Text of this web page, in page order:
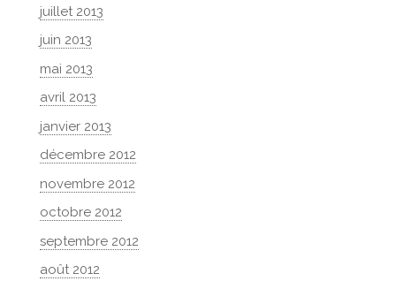
juillet 2013
juin 2013
mai 2013
avril 2013
janvier 2013
décembre 2012
novembre 2012
octobre 2012
septembre 2012
août 2012